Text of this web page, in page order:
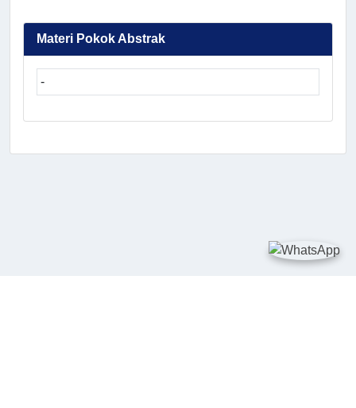
Materi Pokok Abstrak
-